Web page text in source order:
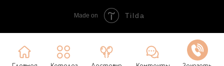
Made on Tilda